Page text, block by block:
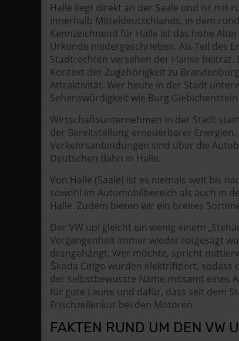
Halle liegt direkt an der Saale und ist mit
innerhalb Mitteldeutschlands, in dem
Kennzeichnend für Halle ist das hohe
Urkunde niedergeschrieben. Als Teil des
Stadtrechten versehen der Hanse
Kontext der Zugehörigkeit zu
Attraktivität. Wer heute in der Stadt
Sehenswürdigkeit wie Burg
WIrtschaftsunternehmen in der Stadt
der Bereitstellung erneuerbarer
Verkehrsanbindungen sind über die
Deutschen Bahn in Halle.
Von Halle (Saale) ist es niemals weit bis
sowohl im Automobilbereich als auch in
Halle. Zudem bieten wir ein breites
Der VW up! gleicht ein wenig einem
Vergangenheit immer wieder totgesagt
drangehängt. Wer möchte, spricht
Škoda Citigo wurden elektrifiziert,
der selbstbewusste Name mitsamt eines
für gute Laune und dafür, dass seit dem
Frischzellenkur bei den Motoren.
FAKTEN RUND UM DEN VW